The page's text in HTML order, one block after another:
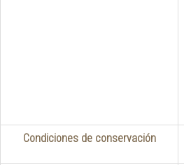
Condiciones de conservación